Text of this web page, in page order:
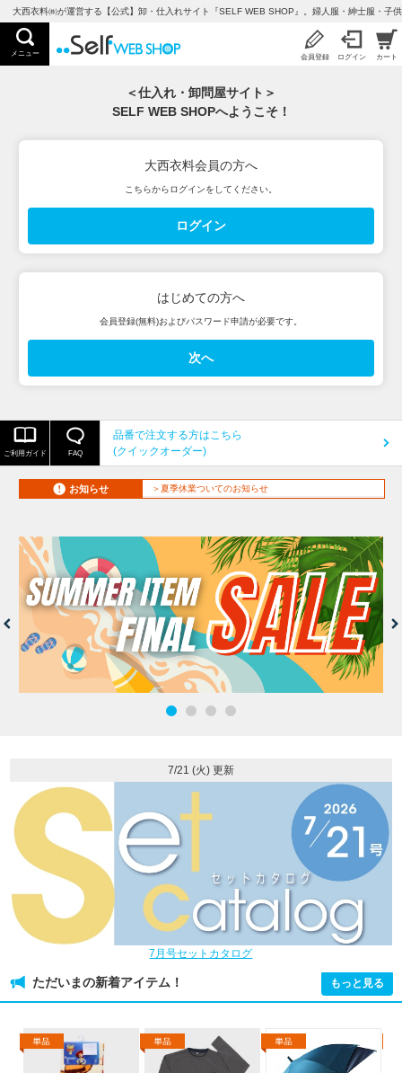
大西衣料㈱が運営する【公式】卸・仕入れサイト『SELF WEB SHOP』。婦人服・紳士服・子
メニュー 会員登録 ログイン カート
＜仕入れ・卸問屋サイト＞
SELF WEB SHOPへようこそ！
大西衣料会員の方へ
こちらからログインをしてください。
ログイン
はじめての方へ
会員登録(無料)およびパスワード申請が必要です。
次へ
ご利用ガイド FAQ
品番で注文する方はこちら
(クイックオーダー)
お知らせ ＞夏季休業ついてのお知らせ
7/21 (火) 更新
7月号セットカタログ
ただいまの新着アイテム！ もっと見る